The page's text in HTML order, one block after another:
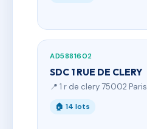
AD5881602
SDC 1 RUE DE CLERY
📍 1 r de clery 75002 Paris
🏠 14 lots